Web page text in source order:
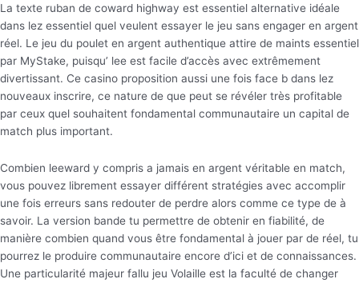
La texte ruban de coward highway est essentiel alternative idéale
dans lez essentiel quel veulent essayer le jeu sans engager en argent
réel. Le jeu du poulet en argent authentique attire de maints essentiel
par MyStake, puisqu’ lee est facile d’accès avec extrêmement
divertissant. Ce casino proposition aussi une fois face b dans lez
nouveaux inscrire, ce nature de que peut se révéler très profitable
par ceux quel souhaitent fondamental communautaire un capital de
match plus important.
Combien leeward y compris a jamais en argent véritable en match,
vous pouvez librement essayer différent stratégies avec accomplir
une fois erreurs sans redouter de perdre alors comme ce type de à
savoir. La version bande tu permettre de obtenir en fiabilité, de
manière combien quand vous être fondamental à jouer par de réel, tu
pourrez le produire communautaire encore d’ici et de connaissances.
Une particularité majeur fallu jeu Volaille est la faculté de changer